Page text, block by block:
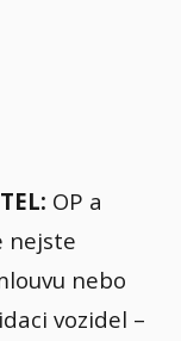
OP a
nejste
nebo
vozidel –